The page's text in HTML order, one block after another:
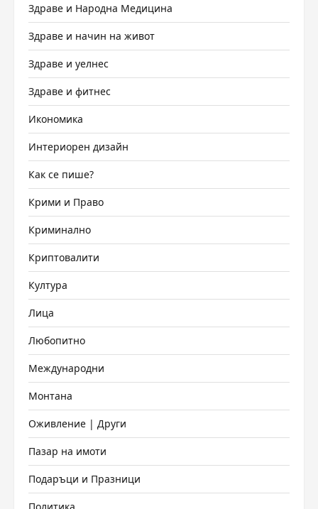
Здраве и Народна Медицина
Здраве и начин на живот
Здраве и уелнес
Здраве и фитнес
Икономика
Интериорен дизайн
Как се пише?
Крими и Право
Криминално
Криптовалити
Култура
Лица
Любопитно
Международни
Монтана
Оживление | Други
Пазар на имоти
Подаръци и Празници
Политика